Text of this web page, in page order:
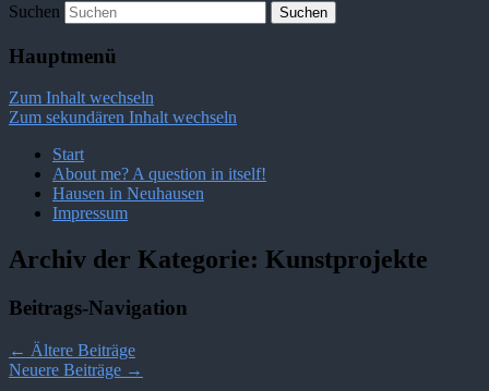
Suchen
Hauptmenü
Zum Inhalt wechseln
Zum sekundären Inhalt wechseln
Start
About me? A question in itself!
Hausen in Neuhausen
Impressum
Archiv der Kategorie: Kunstprojekte
Beitrags-Navigation
← Ältere Beiträge
Neuere Beiträge →